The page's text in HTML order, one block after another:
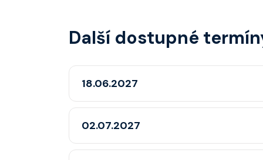
Další dostupné
18.06.2027
02.07.2027